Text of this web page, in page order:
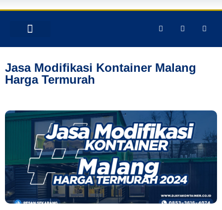
Jasa Modifikasi Kontainer Malang
Harga Termurah